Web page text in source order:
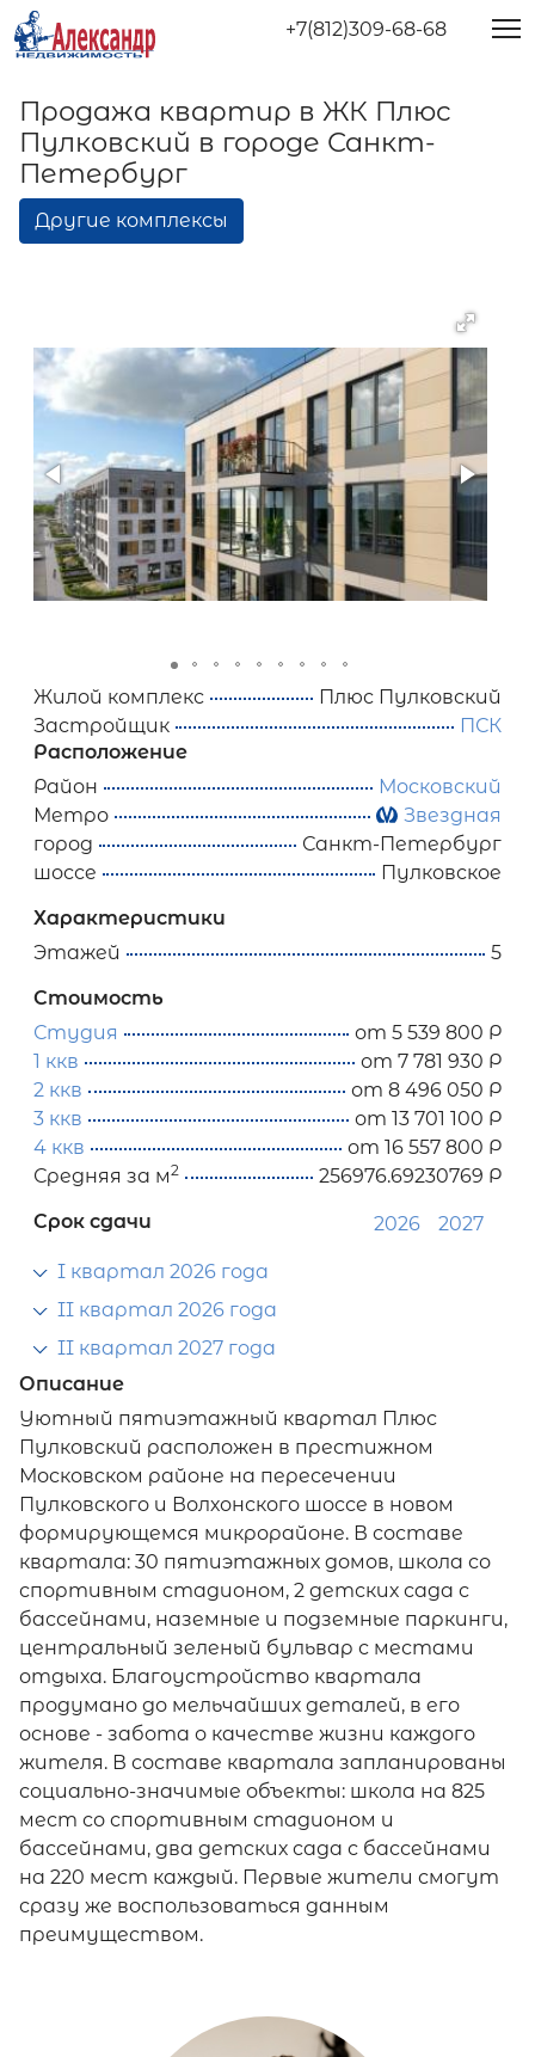
+7(812)309-68-68
Продажа квартир в ЖК Плюс
Пулковский в городе Санкт-
Петербург
Другие комплексы
Жилой комплекс
Плюс Пулковский
Застройщик
ПСК
Расположение
Район
Московский
Метро
Звездная
город
Санкт-Петербург
шоссе
Пулковское
Характеристики
Этажей
5
Стоимость
Студия
от 5 539 800 Р
1 ккв
от 7 781 930 Р
2 ккв
от 8 496 050 Р
3 ккв
от 13 701 100 Р
4 ккв
от 16 557 800 Р
Средняя за м2
256976.69230769 Р
Срок сдачи
2026 2027
I квартал 2026 года
II квартал 2026 года
II квартал 2027 года
Описание
Уютный пятиэтажный квартал Плюс
Пулковский расположен в престижном
Московском районе на пересечении
Пулковского и Волхонского шоссе в новом
формирующемся микрорайоне. В составе
квартала: 30 пятиэтажных домов, школа со
спортивным стадионом, 2 детских сада с
бассейнами, наземные и подземные паркинги,
центральный зеленый бульвар с местами
отдыха. Благоустройство квартала
продумано до мельчайших деталей, в его
основе - забота о качестве жизни каждого
жителя. В составе квартала запланированы
социально-значимые объекты: школа на 825
мест со спортивным стадионом и
бассейнами, два детских сада с бассейнами
на 220 мест каждый. Первые жители смогут
сразу же воспользоваться данным
преимуществом.